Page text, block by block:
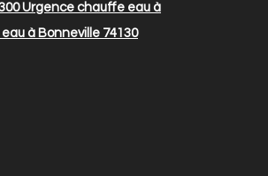
Urgence chauffe eau à
à Bonneville 74130